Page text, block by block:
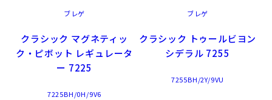
ブレゲ
クラシック マグネティッ
ク・ピボット レギュレータ
ー 7225
7225BH/0H/9V6
ブレゲ
クラシック トゥールビヨン
シデラル 7255
7255BH/2Y/9VU